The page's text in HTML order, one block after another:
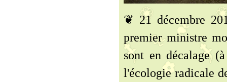
❦ 21 décembre
premier ministre
sont en décalage
l'écologie radicale